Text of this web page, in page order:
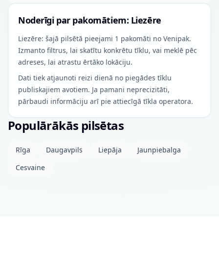
Noderīgi par pakomātiem: Liezēre
Liezēre: šajā pilsētā pieejami 1 pakomāti no Venipak.
Izmanto filtrus, lai skatītu konkrētu tīklu, vai meklē pēc
adreses, lai atrastu ērtāko lokāciju.
Dati tiek atjaunoti reizi dienā no piegādes tīklu
publiskajiem avotiem. Ja pamani neprecizitāti,
pārbaudi informāciju arī pie attiecīgā tīkla operatora.
Populārākās pilsētas
Rīga Daugavpils Liepāja
Jaunpiebalga
Cesvaine